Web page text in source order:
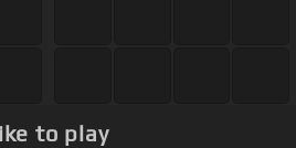
to play